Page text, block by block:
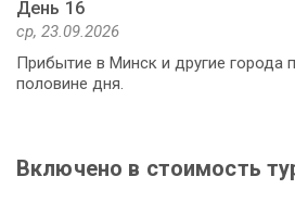
День 16
ср, 23.09.2026
Прибытие в Минск и другие города
половине дня.
Включено в стоимость